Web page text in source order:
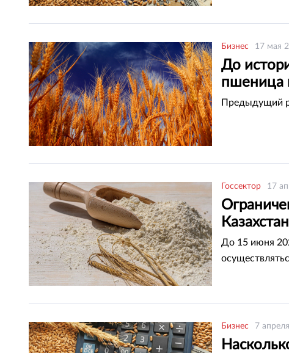
Бизнес 17 мая
До
пшеница
Предыдущий
Госсектор 17
До 15 июня
Бизнес 7